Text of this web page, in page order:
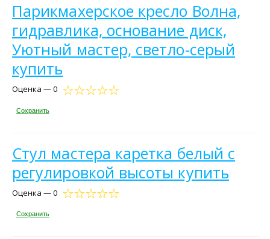
Парикмахерское кресло Волна,
гидравлика, основание диск,
Уютный мастер, светло-серый
купить
Оценка — 0
Сохранить
Стул мастера каретка белый с
регулировкой высоты купить
Оценка — 0
Сохранить